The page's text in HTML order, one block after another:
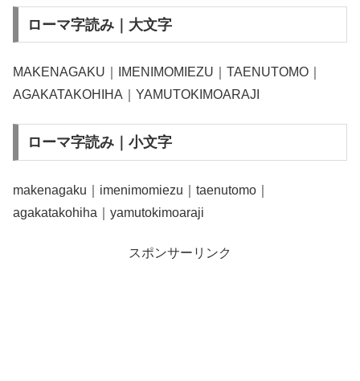
ローマ字読み｜大文字
MAKENAGAKU｜IMENIMOMIEZU｜TAENUTOMO｜
AGAKATAKOHIHA｜YAMUTOKIMOARAJI
ローマ字読み｜小文字
makenagaku｜imenimomiezu｜taenutomo｜
agakatakohiha｜yamutokimoaraji
スポンサーリンク